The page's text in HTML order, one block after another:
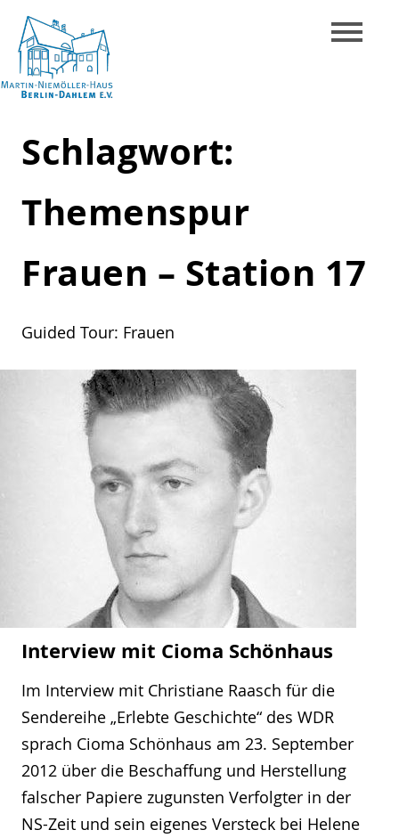
Skip
content
Niemöller-
e.V.
Schlagwort:
Themenspur
Frauen – Station 17
Guided Tour: Frauen
Interview mit Cioma Schönhaus
Im Interview mit Christiane Raasch für die
Sendereihe „Erlebte Geschichte“ des WDR
sprach Cioma Schönhaus am 23. September
2012 über die Beschaffung und Herstellung
falscher Papiere zugunsten Verfolgter in der
NS-Zeit und sein eigenes Versteck bei Helene